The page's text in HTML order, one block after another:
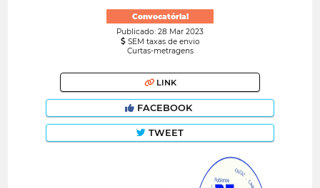
Convocatória!
Publicado: 28 Mar 2023
SEM taxas de envio
Curtas-metragens
LINK
FACEBOOK
TWEET